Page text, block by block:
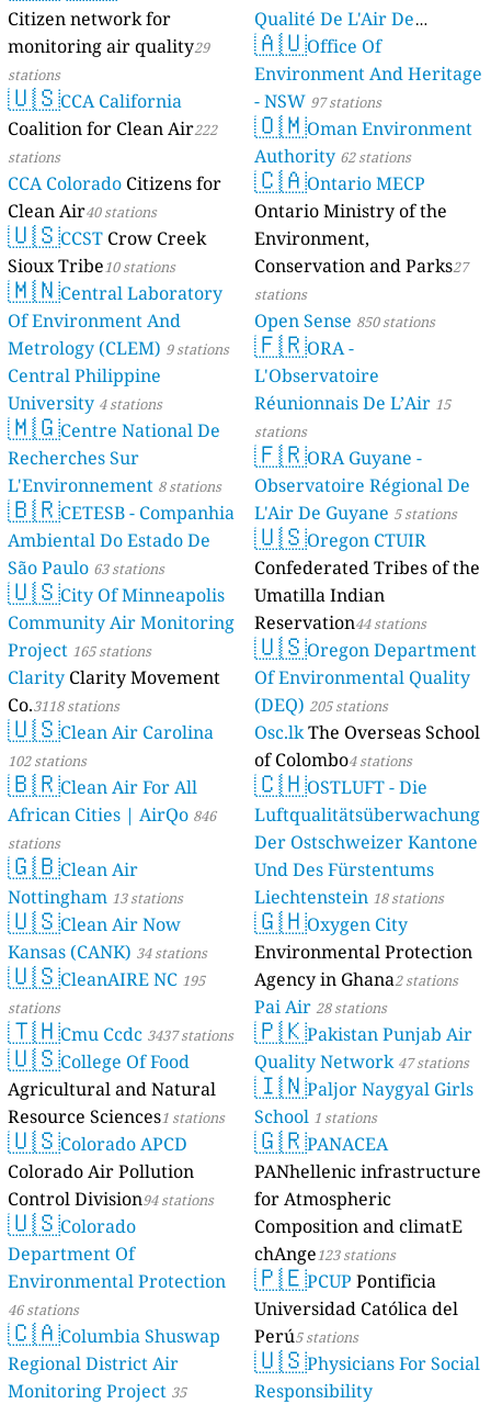
Citizen network for
monitoring air quality29
stations
🇺🇸CCA California
Coalition for Clean Air222
stations
CCA Colorado Citizens for
Clean Air40 stations
🇺🇸CCST Crow Creek
Sioux Tribe10 stations
🇲🇳Central Laboratory
Of Environment And
Metrology (CLEM) 9 stations
Central Philippine
University 4 stations
🇲🇬Centre National De
Recherches Sur
L'Environnement 8 stations
🇧🇷CETESB - Companhia
Ambiental Do Estado De
São Paulo 63 stations
🇺🇸City Of Minneapolis
Community Air Monitoring
Project 165 stations
Clarity Clarity Movement
Co.3118 stations
🇺🇸Clean Air Carolina
102 stations
🇧🇷Clean Air For All
African Cities | AirQo 846
stations
🇬🇧Clean Air
Nottingham 13 stations
🇺🇸Clean Air Now
Kansas (CANK) 34 stations
🇺🇸CleanAIRE NC 195
stations
🇹🇭Cmu Ccdc 3437 stations
🇺🇸College Of Food
Agricultural and Natural
Resource Sciences1 stations
🇺🇸Colorado APCD
Colorado Air Pollution
Control Division94 stations
🇺🇸Colorado
Department Of
Environmental Protection
46 stations
🇨🇦Columbia Shuswap
Regional District Air
Monitoring Project 35
Qualité De L'Air De
Mayotte 4 stations
🇦🇺Office Of
Environment And Heritage
- NSW 97 stations
🇴🇲Oman Environment
Authority 62 stations
🇨🇦Ontario MECP
Ontario Ministry of the
Environment,
Conservation and Parks27
stations
Open Sense 850 stations
🇫🇷ORA -
L'Observatoire
Réunionnais De L’Air 15
stations
🇫🇷ORA Guyane -
Observatoire Régional De
L'Air De Guyane 5 stations
🇺🇸Oregon CTUIR
Confederated Tribes of the
Umatilla Indian
Reservation44 stations
🇺🇸Oregon Department
Of Environmental Quality
(DEQ) 205 stations
Osc.lkThe Overseas School
of Colombo4 stations
🇨🇭OSTLUFT - Die
Luftqualitätsüberwachung
Der Ostschweizer Kantone
Und Des Fürstentums
Liechtenstein 18 stations
🇬🇭Oxygen City
Environmental Protection
Agency in Ghana2 stations
Pai Air 28 stations
🇵🇰Pakistan Punjab Air
Quality Network 47 stations
🇮🇳Paljor Naygyal Girls
School 1 stations
🇬🇷PANACEA
PANhellenic infrastructure
for Atmospheric
Composition and climatE
chAnge123 stations
🇵🇪PCUP Pontificia
Universidad Católica del
Perú5 stations
🇺🇸Physicians For Social
Responsibility